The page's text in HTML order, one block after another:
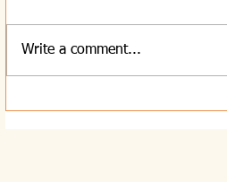
Write a comment...